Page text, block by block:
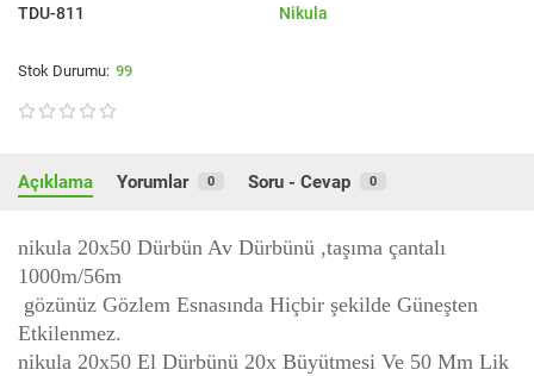
TDU-811 Nikula
99
Açıklama Yorumlar 0 Soru - Cevap 0
nikula 20x50 Dürbün Av Dürbünü ,taşıma çantalı
1000m/56m
gözünüz Gözlem Esnasında Hiçbir şekilde Güneşten
Etkilenmez.
nikula 20x50 El Dürbünü 20x Büyütmesi Ve 50 Mm Lik